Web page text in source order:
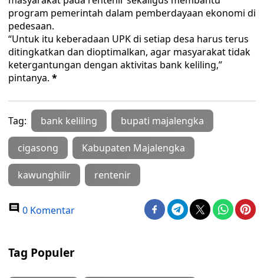
program pemerintah dalam pemberdayaan ekonomi di
pedesaan.
“Untuk itu keberadaan UPK di setiap desa harus terus
ditingkatkan dan dioptimalkan, agar masyarakat tidak
ketergantungan dengan aktivitas bank keliling,”
pintanya. *
Tag: bank keliling bupati majalengka
cigasong Kabupaten Majalengka
kawunghilir rentenir
0 Komentar
Tag Populer